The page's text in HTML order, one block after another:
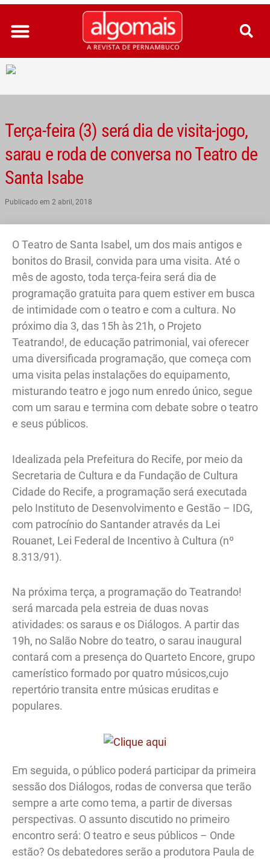
Ir
para
conteúdo
Terça-feira (3) será dia de visita-jogo,
sarau e roda de conversa no Teatro de
Santa Isabe
Publicado em 2 abril, 2018
O Teatro de Santa Isabel, um dos mais antigos e
bonitos do Brasil, convida para uma visita. Até o
mês de agosto, toda terça-feira será dia de
programação gratuita para quem estiver em busca
de intimidade com o teatro e com a cultura. No
próximo dia 3, das 15h às 21h, o Projeto
Teatrando!, de educação patrimonial, vai oferecer
uma diversificada programação, que começa com
uma visita pelas instalações do equipamento,
misturando teatro e jogo num enredo único, segue
com um sarau e termina com debate sobre o teatro
e seus públicos.
Idealizada pela Prefeitura do Recife, por meio da
Secretaria de Cultura e da Fundação de Cultura
Cidade do Recife, a programação será executada
pelo Instituto de Desenvolvimento e Gestão – IDG,
com patrocínio do Santander através da Lei
Rouanet, Lei Federal de Incentivo à Cultura (nº
8.313/91).
Na próxima terça, a programação do Teatrando!
será marcada pela estreia de duas novas
atividades: os saraus e os Diálogos. A partir das
19h, no Salão Nobre do teatro, o sarau inaugural
contará com a presença do Quarteto Encore, grupo
camerístico formado por quatro músicos,cujo
repertório transita entre músicas eruditas e
populares.
Em seguida, o público poderá participar da primeira
sessão dos Diálogos, rodas de conversa que terão
sempre a arte como tema, a partir de diversas
perspectivas. O assunto discutido no primeiro
encontro será: O teatro e seus públicos – Onde
estão? Os debatedores serão a produtora Paula de